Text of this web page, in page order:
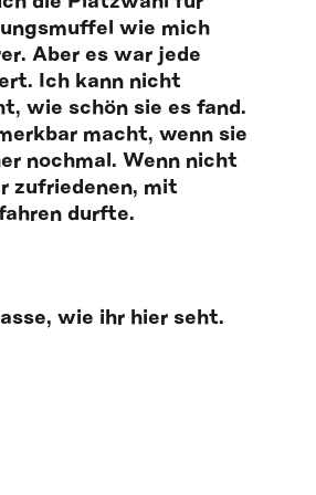
wie mich
Aber es war jede
Ich kann nicht
wie schön sie es fand.
macht, wenn sie
nochmal. Wenn nicht
zufriedenen, mit
durfte.
wie ihr hier seht.